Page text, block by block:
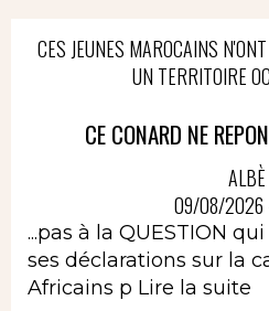
CES JEUNES MAROCAINS
UN TERRITOIRE
CE CONARD NE
ALBÈ
09/08/2026
...pas à la QUESTION
ses déclarations sur la
Africains p Lire la suite